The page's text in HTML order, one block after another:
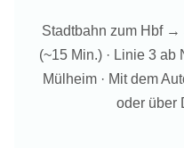
Stadtbahn zum Hbf →
(~15 Min.) · Linie 3
Mülheim · Mit dem
oder über